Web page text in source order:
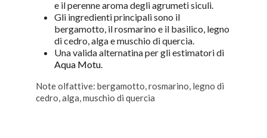
e il perenne aroma degli agrumeti siculi.
Gli ingredienti principali sono il
bergamotto, il rosmarino e il basilico, legno
di cedro, alga e muschio di quercia.
Una valida alternatina per gli estimatori di
Aqua Motu.
Note olfattive: bergamotto, rosmarino, legno di
cedro, alga, muschio di quercia